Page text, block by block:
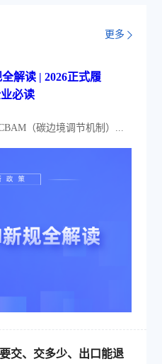
更多
解读 | 2026正式履
必读
（碳边境调节机制）...
交、交多少、出口能退